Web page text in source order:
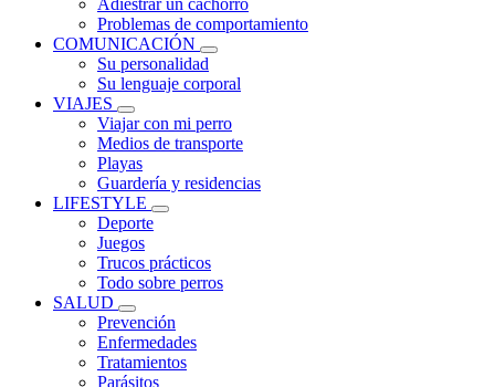
Adiestrar un cachorro
Problemas de comportamiento
COMUNICACIÓN
Su personalidad
Su lenguaje corporal
VIAJES
Viajar con mi perro
Medios de transporte
Playas
Guardería y residencias
LIFESTYLE
Deporte
Juegos
Trucos prácticos
Todo sobre perros
SALUD
Prevención
Enfermedades
Tratamientos
Parásitos